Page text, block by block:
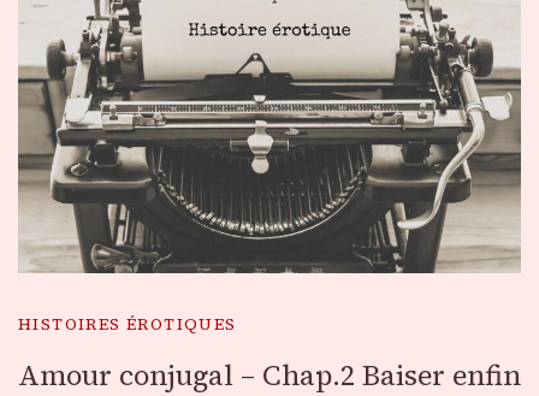
HISTOIRES ÉROTIQUES
Amour conjugal – Chap.2 Baiser enfin